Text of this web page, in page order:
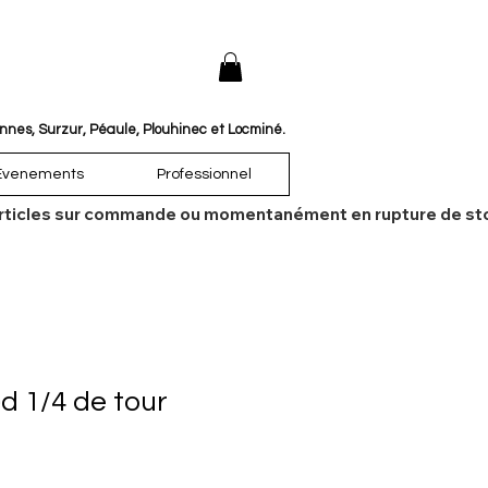
Surzur, Péaule, Plouhinec et Locminé.
Professionnel
sur commande ou momentanément en rupture de
1/4 de tour